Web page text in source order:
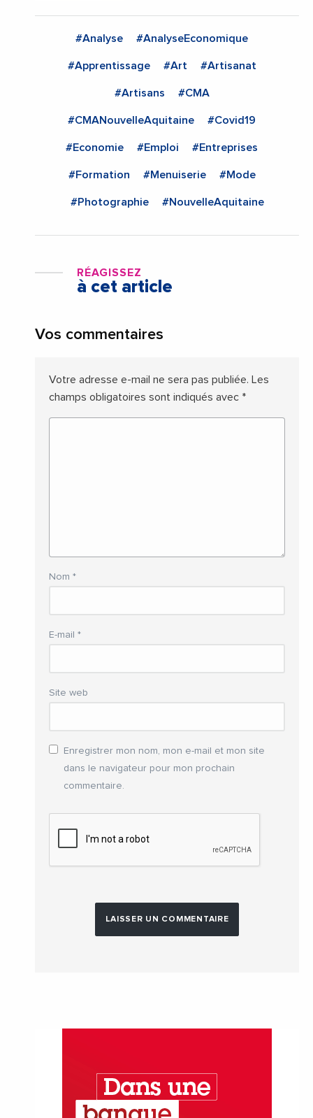
#Analyse #AnalyseEconomique
#Apprentissage #Art #Artisanat
#Artisans #CMA
#CMANouvelleAquitaine #Covid19
#Economie #Emploi #Entreprises
#Formation #Menuiserie #Mode
#Photographie #NouvelleAquitaine
RÉAGISSEZ
à cet article
Vos commentaires
Votre adresse e-mail ne sera pas publiée. Les
champs obligatoires sont indiqués avec *
Nom *
E-mail *
Site web
Enregistrer mon nom, mon e-mail et mon site
dans le navigateur pour mon prochain
commentaire.